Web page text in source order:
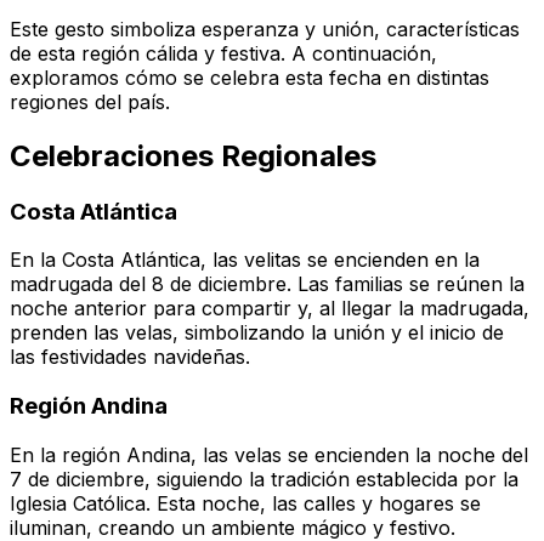
Este gesto simboliza esperanza y unión, características
de esta región cálida y festiva. A continuación,
exploramos cómo se celebra esta fecha en distintas
regiones del país.
Celebraciones Regionales
Costa Atlántica
En la Costa Atlántica, las velitas se encienden en la
madrugada del 8 de diciembre. Las familias se reúnen la
noche anterior para compartir y, al llegar la madrugada,
prenden las velas, simbolizando la unión y el inicio de
las festividades navideñas.
Región Andina
En la región Andina, las velas se encienden la noche del
7 de diciembre, siguiendo la tradición establecida por la
Iglesia Católica. Esta noche, las calles y hogares se
iluminan, creando un ambiente mágico y festivo.